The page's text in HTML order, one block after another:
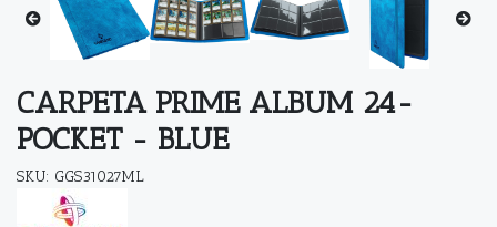
CARPETA PRIME ALBUM 24-
POCKET - BLUE
SKU: GGS31027ML